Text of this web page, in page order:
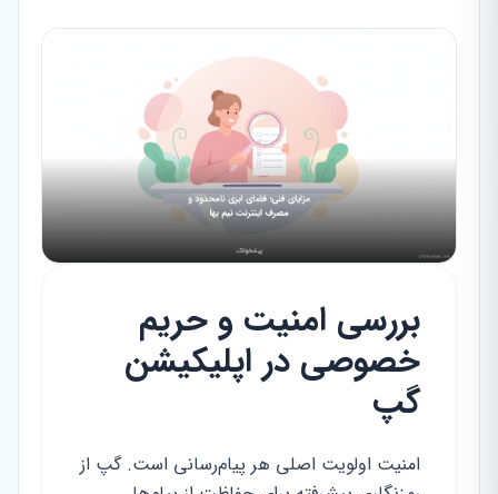
بررسی امنیت و حریم
خصوصی در اپلیکیشن
گپ
امنیت اولویت اصلی هر پیام‌رسانی است. گپ از